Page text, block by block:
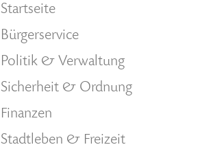
Startseite
Bürgerservice
Politik & Verwaltung
Sicherheit & Ordnung
Finanzen
Stadtleben & Freizeit